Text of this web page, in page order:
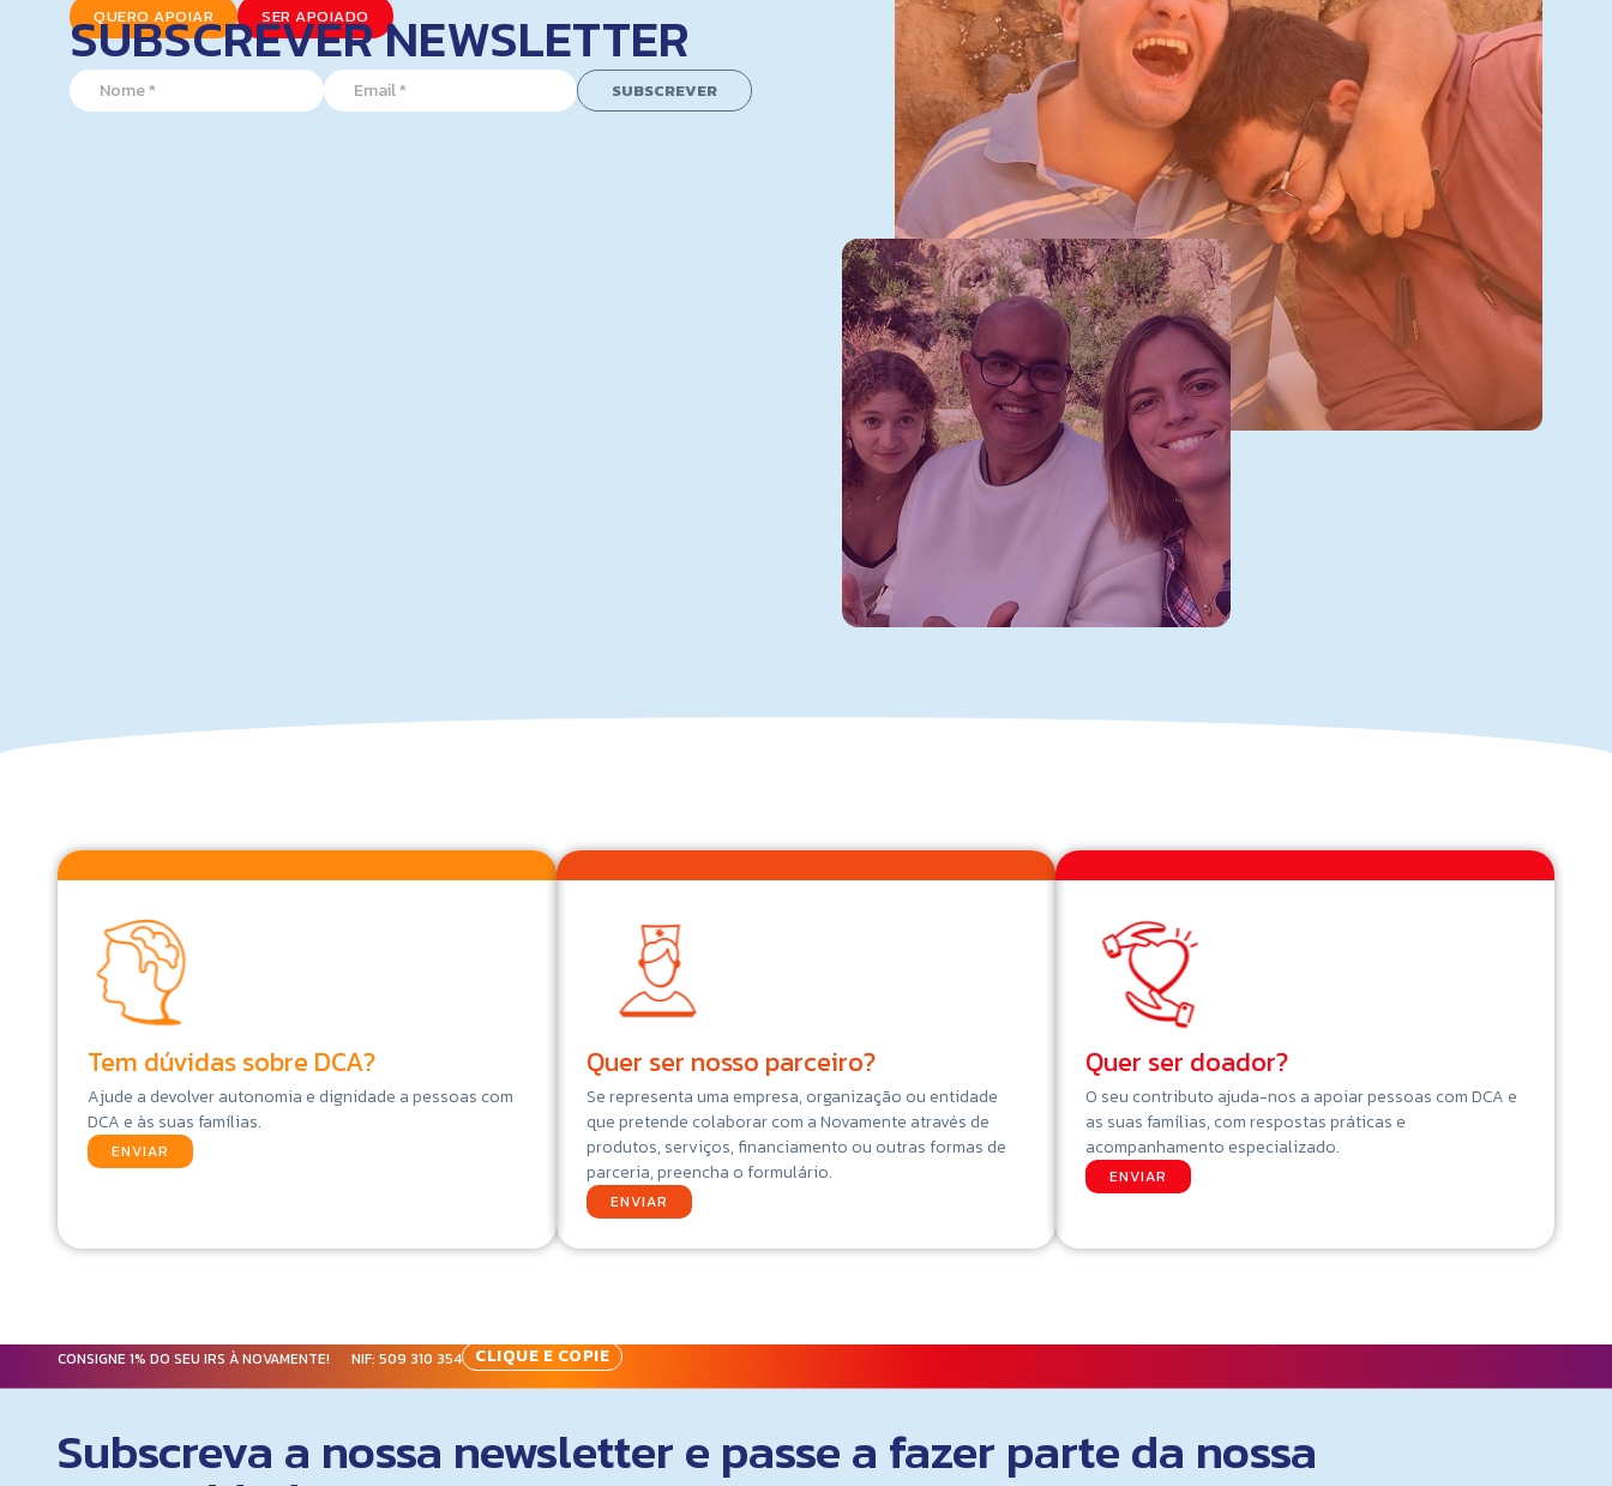
QUERO APOIAR SER APOIADO
SUBSCREVER NEWSLETTER
N
a
m
N
a
E
m SUBSCREVER
Tem dúvidas sobre DCA?
Ajude a devolver autonomia e dignidade a pessoas com
DCA e às suas famílias.
ENVIAR
Quer ser nosso parceiro?
Se representa uma empresa, organização ou entidade
que pretende colaborar com a Novamente através de
produtos, serviços, financiamento ou outras formas de
parceria, preencha o formulário.
ENVIAR
Quer ser doador?
O seu contributo ajuda-nos a apoiar pessoas com DCA e
as suas famílias, com respostas práticas e
acompanhamento especializado.
ENVIAR
CONSIGNE 1% DO SEU IRS À NOVAMENTE! NIF: 509 310 354 CLIQUE E COPIE
Subscreva a nossa newsletter e passe a fazer parte da nossa